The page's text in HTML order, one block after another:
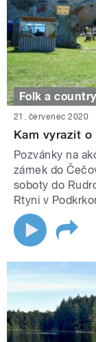
Folk a country
21. červenec 2020
Kam vyrazit
Pozvánky na
zámek do
soboty do
Rtyni v